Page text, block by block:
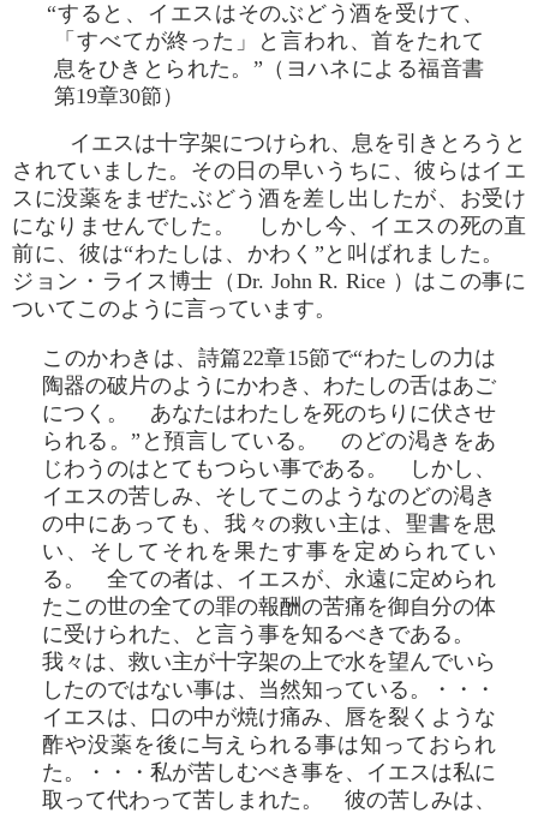
“すると、イエスはそのぶどう酒を受けて、
「すべてが終った」と言われ、首をたれて
息をひきとられた。”（ヨハネによる福音書
第19章30節）
イエスは十字架につけられ、息を引きとろうと
されていました。その日の早いうちに、彼らはイエ
スに没薬をまぜたぶどう酒を差し出したが、お受け
になりませんでした。 しかし今、イエスの死の直
前に、彼は“わたしは、かわく”と叫ばれました。
ジョン・ライス博士（Dr. John R. Rice ）はこの事に
ついてこのように言っています。
このかわきは、詩篇22章15節で“わたしの力は
陶器の破片のようにかわき、わたしの舌はあご
につく。 あなたはわたしを死のちりに伏させ
られる。”と預言している。 のどの渇きをあ
じわうのはとてもつらい事である。 しかし、
イエスの苦しみ、そしてこのようなのどの渇き
の中にあっても、我々の救い主は、聖書を思
い、そしてそれを果たす事を定められてい
る。 全ての者は、イエスが、永遠に定められ
たこの世の全ての罪の報酬の苦痛を御自分の体
に受けられた、と言う事を知るべきである。
我々は、救い主が十字架の上で水を望んでいら
したのではない事は、当然知っている。・・・
イエスは、口の中が焼け痛み、唇を裂くような
酢や没薬を後に与えられる事は知っておられ
た。・・・私が苦しむべき事を、イエスは私に
取って代わって苦しまれた。 彼の苦しみは、